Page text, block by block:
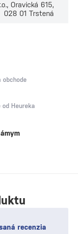
Oravická 615,
028 01 Trstená
recenzia
obchode
od Heureka